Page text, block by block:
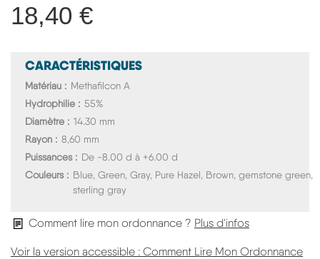
18,40 €
CARACTÉRISTIQUES
Matériau
Methafilcon A
Hydrophilie
55%
Diamètre
14.30 mm
Rayon
8,60 mm
Puissances
De -8.00 d à +6.00 d
Couleurs
Blue, Green, Gray, Pure Hazel, Brown, gemstone green,
sterling gray
Comment lire mon ordonnance ? Plus d'infos
Voir la version accessible : Comment Lire Mon Ordonnance